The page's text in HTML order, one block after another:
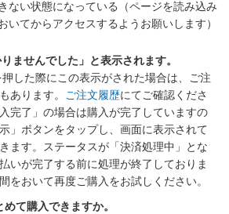
ない状態になっている（ページを読み込み
いてからアクセスするようお願いします）
ませんでした」と表示されます。
した際にこの表示がされた場合は、ご注
あります。
ご注文履歴にてご確認くださ
完了」の場合は購入が完了していますの
」ボタンをタップし、画面に表示されて
ます。ステータスが「決済処理中」とな
いが完了する前に処理が終了しておりま
をおいて再度ご購入をお試しください。
て購入できますか。